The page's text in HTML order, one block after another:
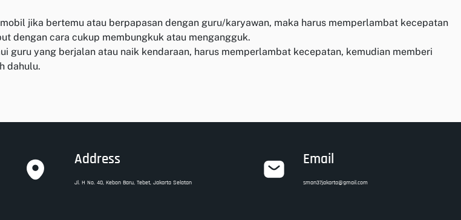
jika bertemu atau berpapasan dengan guru/karyawan, maka harus memperlambat kecepatan
dengan cara cukup membungkuk atau mengangguk.
guru yang berjalan atau naik kendaraan, harus memperlambat kecepatan, kemudian memberi
dahulu.
Address
Jl. H No. 40, Kebon Baru, Tebet, Jakarta Selatan
Email
sman37jakarta@gmail.com